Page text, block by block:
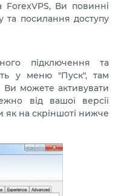
Ви повинні
та посилання доступу
підключення та
у меню "Пуск", там
Ви можете активувати
від вашої версії
як на скріншоті нижче